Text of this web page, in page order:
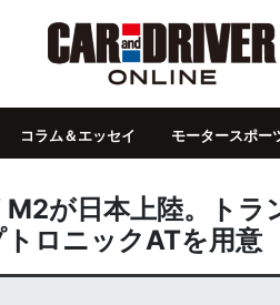
コラム＆エッセイ モータースポー
M2が日本上陸。トラ
ロニックATを用意